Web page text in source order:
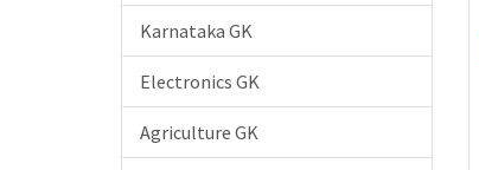
Karnataka GK
Electronics GK
Agriculture GK